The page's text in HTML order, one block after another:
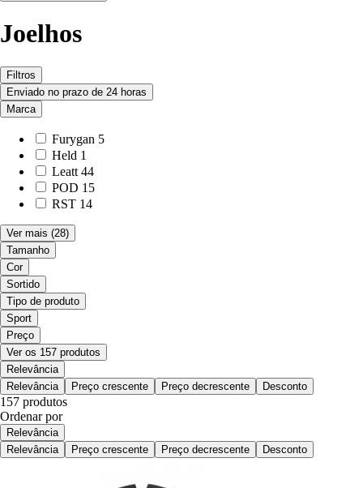
Joelhos
Filtros
Enviado no prazo de 24 horas
Marca
Furygan 5
Held 1
Leatt 44
POD 15
RST 14
Ver mais (28)
Tamanho
Cor
Sortido
Tipo de produto
Sport
Preço
Ver os 157 produtos
Relevância
Relevância
Preço crescente Preço decrescente Desconto
157 produtos
Ordenar por
Relevância
Relevância
Preço crescente Preço decrescente Desconto